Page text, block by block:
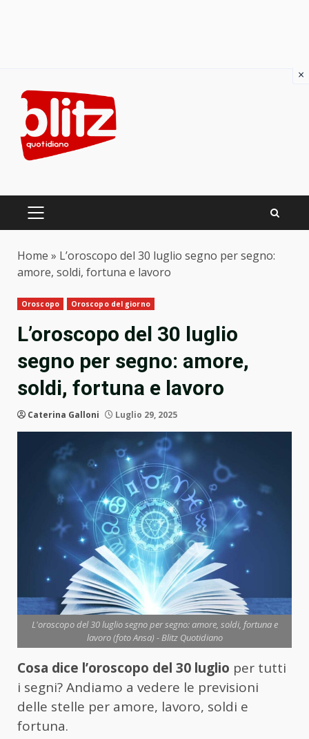
content
PRIMARY
Home » L’oroscopo del 30 luglio segno per segno:
amore, soldi, fortuna e lavoro
Oroscopo Oroscopo del giorno
L’oroscopo del 30 luglio
segno per segno: amore,
soldi, fortuna e lavoro
Caterina Galloni Luglio 29, 2025
L'oroscopo del 30 luglio segno per segno: amore, soldi, fortuna e
lavoro (foto Ansa) - Blitz Quotidiano
Cosa dice l’oroscopo del 30 luglio per tutti
i segni? Andiamo a vedere le previsioni
delle stelle per amore, lavoro, soldi e
fortuna.
×